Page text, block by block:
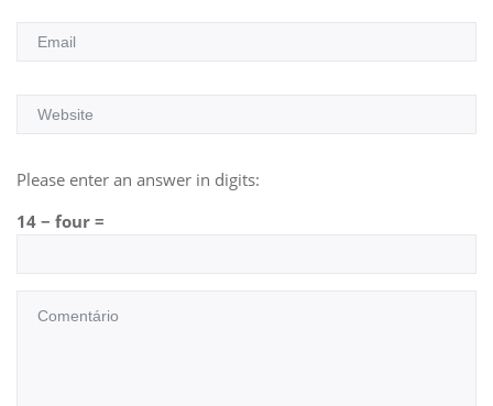
Please enter an answer in digits:
14 − four =